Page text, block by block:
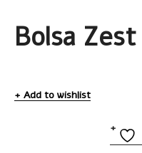
Bolsa Zest
Add to wishlist